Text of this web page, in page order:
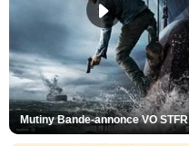
Mutiny Bande-annonce VO STFR